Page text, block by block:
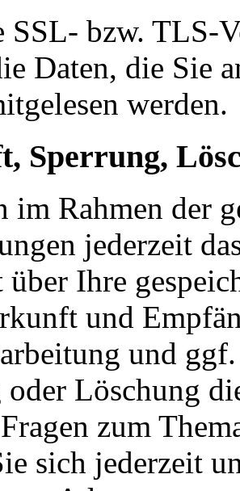
SSL- bzw. TLS-
Daten, die Sie
werden.
Sperrung,
im Rahmen der
jederzeit
Ihre
und
und
oder Löschung
zum
sich jederzeit